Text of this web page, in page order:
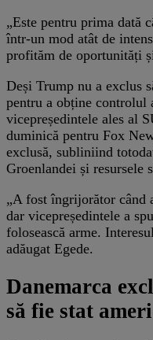
„Este pentru prima dată
într-un mod atât de
profităm de oportunități
Deși Trump nu a exclus
pentru a obține controlul
vicepreședintele ales al
duminică pentru Fox
exclusă, subliniind
Groenlandei și resursele
„A fost îngrijorător când
dar vicepreședintele a
folosească arme.
adăugat Egede.
Danemarca
să fie stat